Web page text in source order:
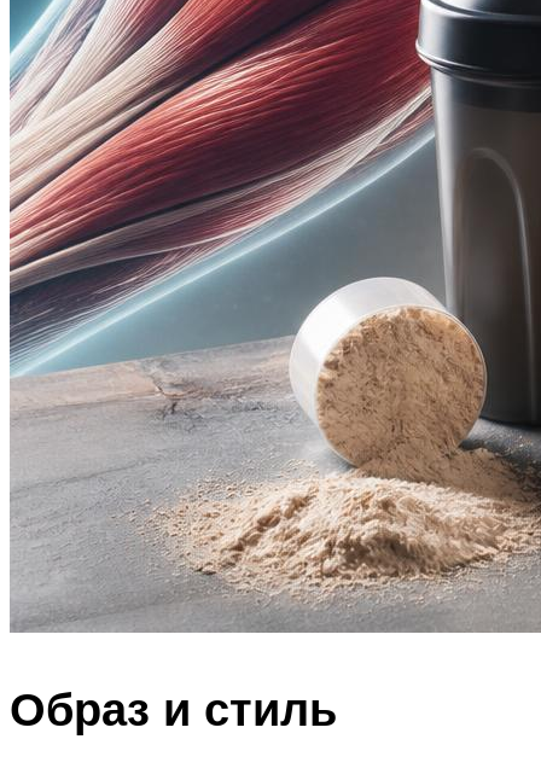
Образ и стиль